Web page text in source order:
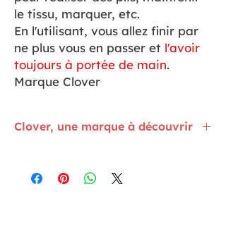
le tissu, marquer, etc.
En l'utilisant, vous allez finir par
ne plus vous en passer et l'avoir
toujours à portée de main.
Marque Clover
Clover, une marque à découvrir
faciliter les travaux manuels. Certains
penseront gadget, d'autres penseront